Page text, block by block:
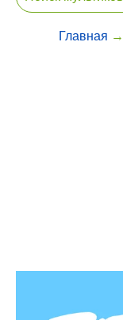
Главная →